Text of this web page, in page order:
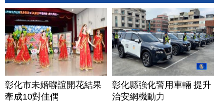
彰化市未婚聯誼開花結果
牽成10對佳偶
彰化縣強化警用車輛 提升
治安網機動力